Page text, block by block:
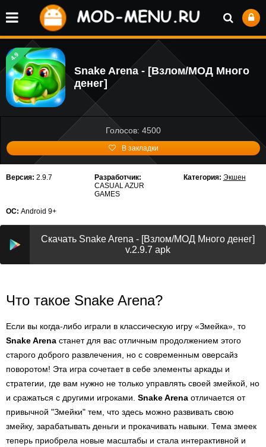
4.9
Snake Arena - [Взлом/МОД Много
денег]
Голосов: 4500
В закладки
Версия: 2.9.7
Разработчик:
CASUAL AZUR
GAMES
Категория: Экшен
ОС: Android 9+
Скачать Snake Arena - [Взлом/МОД Много денег]
v.2.9.7 apk
Что такое Snake Arena?
Если вы когда-либо играли в классическую игру «Змейка», то
Snake Arena станет для вас отличным продолжением этого
старого доброго развлечения, но с современным оверсайз
поворотом! Эта игра сочетает в себе элементы аркады и
стратегии, где вам нужно не только управлять своей змейкой, но
и сражаться с другими игроками. Snake Arena отличается от
привычной "Змейки" тем, что здесь можно развивать свою
змейку, зарабатывать деньги и прокачивать навыки. Тема змеек
теперь приобрела новые масштабы и стала интерактивной и